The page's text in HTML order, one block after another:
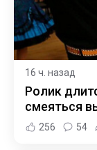
16 ч. назад
Ролик
смеяться
256 54